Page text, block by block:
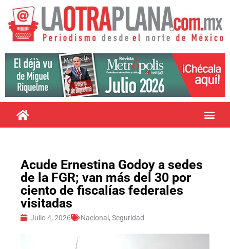
Acude Ernestina Godoy a sedes
de la FGR; van más del 30 por
ciento de fiscalías federales
visitadas
Julio 4, 2026 Nacional , Seguridad